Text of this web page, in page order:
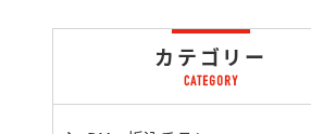
カテゴリー